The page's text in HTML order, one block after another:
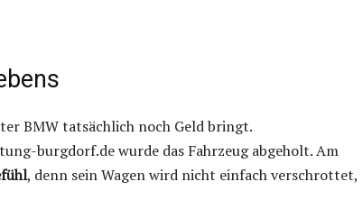
BMW tatsächlich noch Geld bringt.
burgdorf.de wurde das Fahrzeug abgeholt. Am
, denn sein Wagen wird nicht einfach verschrottet,